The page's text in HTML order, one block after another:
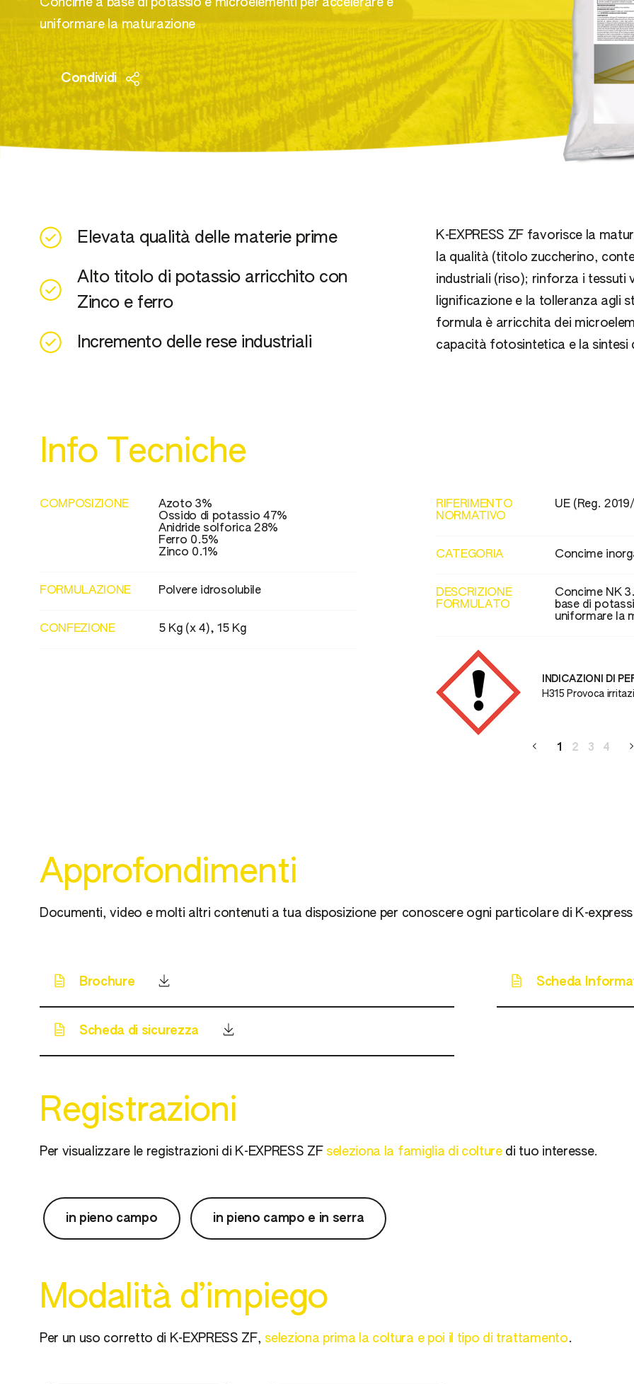
Meso e Microelementi
Fitoregolatori
Uva da tavola
Altre Orticole
Concime a base di potassio e microelementi per accelerare e
uniformare la maturazione
Condividi
Elevata qualità delle materie prime
Alto titolo di potassio arricchito con
Zinco e ferro
Incremento delle rese industriali
K-EXPRESS ZF favorisce la
la qualità (titolo zuccherino,
industriali (riso); rinforza i tessuti
lignificazione e la tolleranza agli
formula è arricchita dei
capacità fotosintetica e la sintesi
Info Tecniche
COMPOSIZIONE
Azoto 3%
Ossido di potassio 47%
Anidride solforica 28%
Ferro 0.5%
Zinco 0.1%
FORMULAZIONE Polvere idrosolubile
CONFEZIONE 5 Kg (x 4), 15 Kg
RIFERIMENTO
NORMATIVO
UE (Reg.
CATEGORIA Concime
DESCRIZIONE
FORMULATO
Concime NK
base di
uniformare la
INDICAZIONI DI
H315 Provoca
1 2 3 4
Approfondimenti
Documenti, video e molti altri contenuti a tua disposizione per conoscere ogni particolare di K-
Brochure Scheda
Scheda di sicurezza
Registrazioni
Per visualizzare le registrazioni di K-EXPRESS ZF seleziona la famiglia di colturedi tuo interesse.
in pieno campo in pieno campo e in serra
Modalità d’impiego
Per un uso corretto di K-EXPRESS ZF, seleziona prima la coltura e poi il tipo di trattamento.